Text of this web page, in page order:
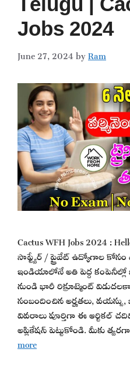
Jobs 2024
June 27, 2024byRam
Cactus WFH Jobs 2024 :
సాఫ్ట్వేర్ / ప్రైవేట్ ఉద్యోగాల కోసం
ఇండియాలోనే అతి పెద్ద కంపెనీల్లో
నుండి భారీ రిక్రూట్మెంట్
సంబందించిన అర్హతలు,
వివరాలు పూర్తిగా ఈ ఆర్టికల్
అప్లికేషన్ పెట్టుకోండి. మీకు
more